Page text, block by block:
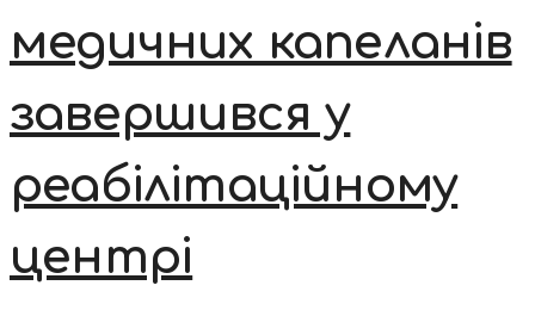
медичних капеланів
завершився у
реабілітаційному
центрі